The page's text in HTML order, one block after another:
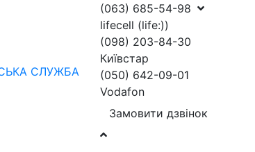
СЛУЖБА
(063) 685-54-98
lifecell (life:))
(098) 203-84-30
Київстар
(050) 642-09-01
Vodafon
Замовити дзвінок